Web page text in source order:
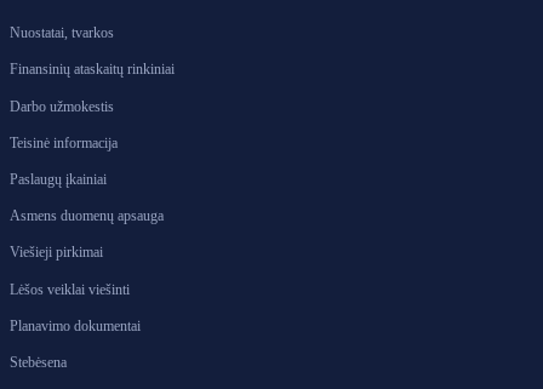
Nuostatai, tvarkos
Finansinių ataskaitų rinkiniai
Darbo užmokestis
Teisinė informacija
Paslaugų įkainiai
Asmens duomenų apsauga
Viešieji pirkimai
Lėšos veiklai viešinti
Planavimo dokumentai
Stebėsena